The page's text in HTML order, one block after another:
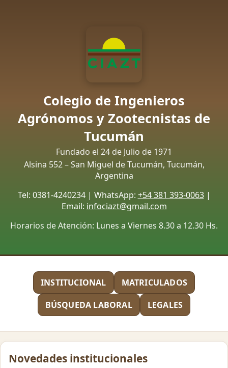
Colegio de Ingenieros
Agrónomos y Zootecnistas de
Tucumán
Fundado el 24 de Julio de 1971
Alsina 552 – San Miguel de Tucumán, Tucumán,
Argentina
Tel: 0381-4240234 | WhatsApp: +54 381 393-0063|
Email: infociazt@gmail.com
Horarios de Atención: Lunes a Viernes 8.30 a 12.30 Hs.
INSTITUCIONAL
MATRICULADOS
BÚSQUEDA LABORAL
LEGALES
Novedades institucionales